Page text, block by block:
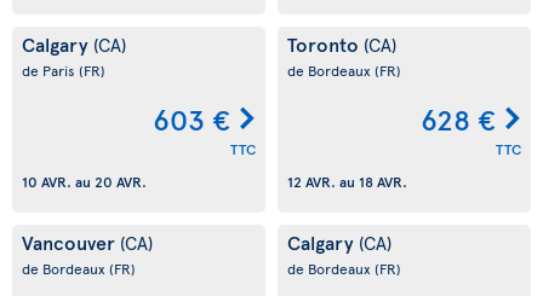
Calgary (CA)
de Paris (FR)
603 €
TTC
10 AVR. au 20 AVR.
Toronto (CA)
de Bordeaux (FR)
628 €
TTC
12 AVR. au 18 AVR.
Vancouver (CA)
de Bordeaux (FR)
Calgary (CA)
de Bordeaux (FR)